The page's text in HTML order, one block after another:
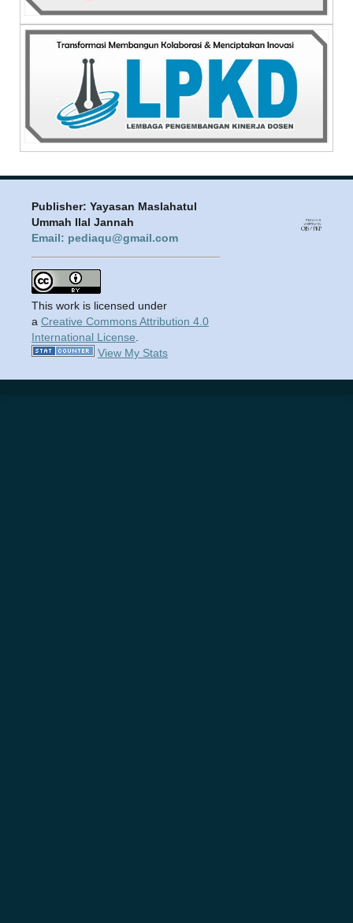
Publisher: Yayasan Maslahatul
Ummah Ilal Jannah
Email: pediaqu@gmail.com
This work is licensed under
a Creative Commons Attribution 4.0
International License
View My Stats